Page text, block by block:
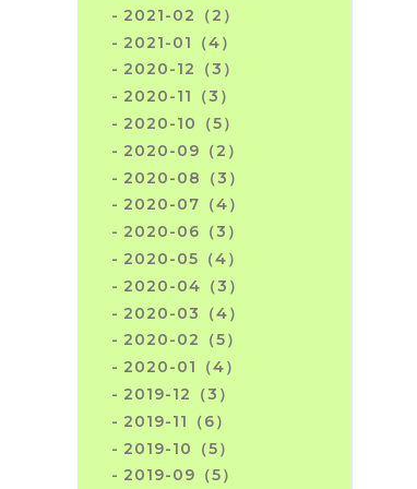
2021-02（2）
2021-01（4）
2020-12（3）
2020-11（3）
2020-10（5）
2020-09（2）
2020-08（3）
2020-07（4）
2020-06（3）
2020-05（4）
2020-04（3）
2020-03（4）
2020-02（5）
2020-01（4）
2019-12（3）
2019-11（6）
2019-10（5）
2019-09（5）